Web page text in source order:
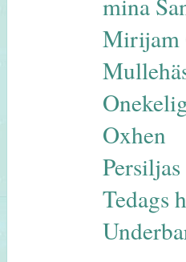
Mirijam
Oxhen
Tedags